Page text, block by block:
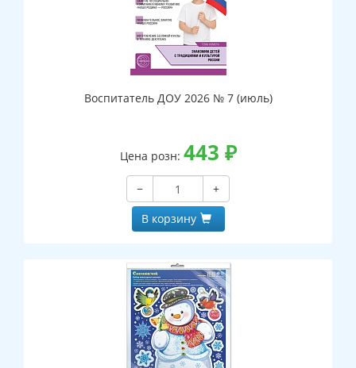
Воспитатель ДОУ 2026 № 7 (июль)
Цена розн: 443 ₽
−
+
В корзину